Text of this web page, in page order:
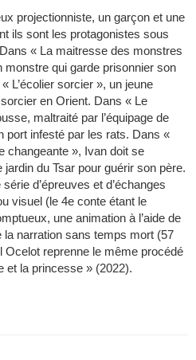
projectionniste, un garçon et une
ils sont les protagonistes sous
« La maitresse des monstres
monstre qui garde prisonnier son
L’écolier sorcier », un jeune
sorcier en Orient. Dans « Le
maltraité par l’équipage de
port infesté par les rats. Dans «
changeante », Ivan doit se
jardin du Tsar pour guérir son père.
d’épreuves et d’échanges
visuel (le 4e conte étant le
une animation à l’aide de
narration sans temps mort (57
Ocelot reprenne le même procédé
et la princesse » (2022).